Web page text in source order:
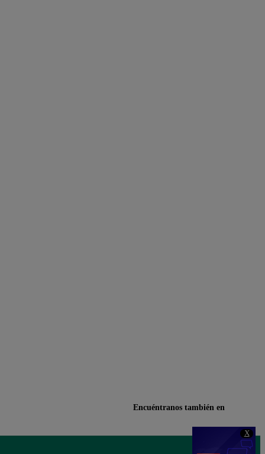
X
Encuéntranos también en